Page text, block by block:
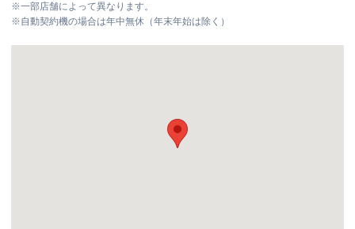
※一部店舗によって異なります。
※自動契約機の場合は年中無休（年末年始は除く）